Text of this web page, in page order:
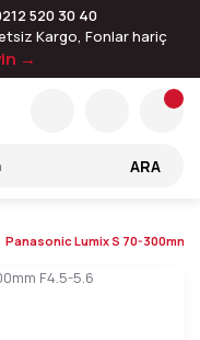
520 30 40
Kargo, Fonlar hariç
→
ARA
Panasonic Lumix S 70-300mm